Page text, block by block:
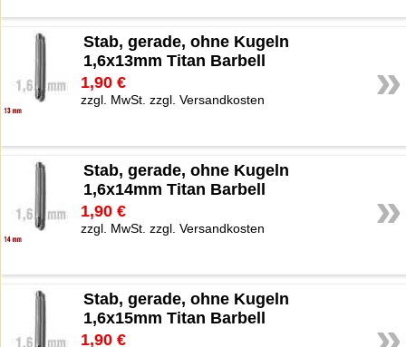
»
Stab, gerade, ohne Kugeln
1,6x13mm Titan Barbell
1,90 €
zzgl. MwSt. zzgl. Versandkosten
»
Stab, gerade, ohne Kugeln
1,6x14mm Titan Barbell
1,90 €
zzgl. MwSt. zzgl. Versandkosten
Stab, gerade, ohne Kugeln
1,6x15mm Titan Barbell
1,90 €